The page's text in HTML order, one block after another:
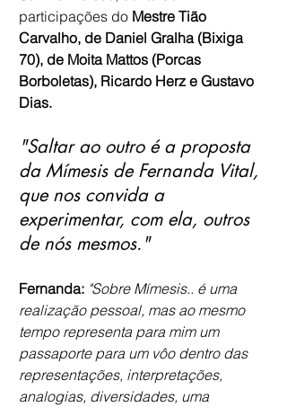
participações do Mestre Tião
Carvalho, de Daniel Gralha (Bixiga
70), de Moita Mattos (Porcas
Borboletas), Ricardo Herz e Gustavo
Dias.
"Saltar ao outro é a proposta
da Mímesis de Fernanda Vital,
que nos convida a
experimentar, com ela, outros
de nós mesmos."
Fernanda: "Sobre Mímesis.. é uma
realização pessoal, mas ao mesmo
tempo representa para mim um
passaporte para um vôo dentro das
representações, interpretações,
analogias, diversidades, uma